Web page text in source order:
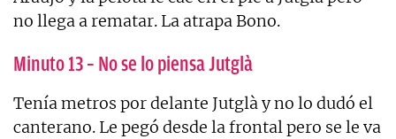
no llega a rematar. La atrapa Bono.
Minuto 13 – No se lo piensa Jutglà
Tenía metros por delante Jutglà y no lo dudó el
canterano. Le pegó desde la frontal pero se le va